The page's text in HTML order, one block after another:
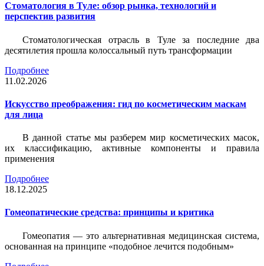
Стоматология в Туле: обзор рынка, технологий и
перспектив развития
Стоматологическая отрасль в Туле за последние два
десятилетия прошла колоссальный путь трансформации
Подробнее
11.02.2026
Искусство преображения: гид по косметическим маскам
для лица
В данной статье мы разберем мир косметических масок,
их классификацию, активные компоненты и правила
применения
Подробнее
18.12.2025
Гомеопатические средства: принципы и критика
Гомеопатия — это альтернативная медицинская система,
основанная на принципе «подобное лечится подобным»